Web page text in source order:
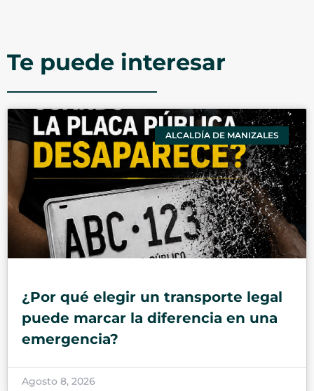
Te puede interesar
ALCALDÍA DE MANIZALES
¿Por qué elegir un transporte legal
puede marcar la diferencia en una
emergencia?
Agosto 8, 2026